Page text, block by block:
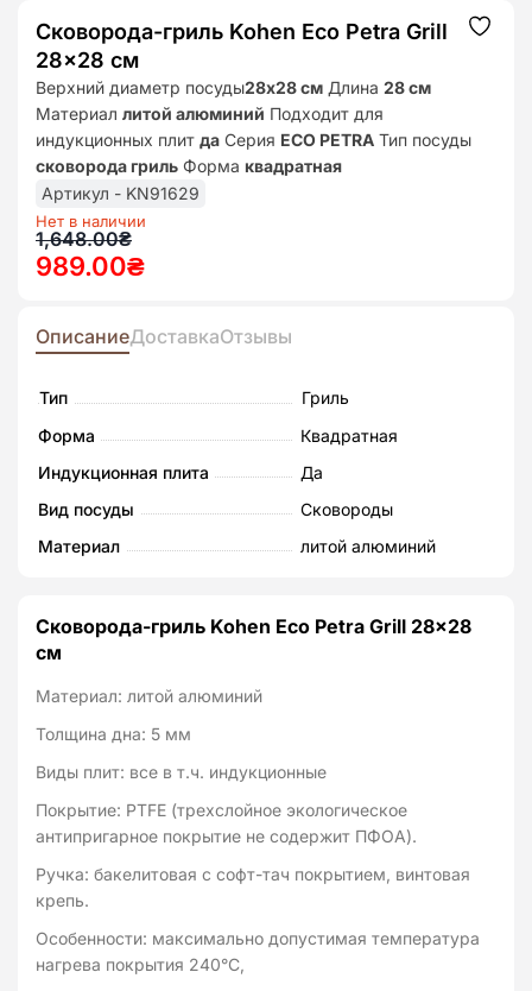
Сковорода-гриль Kohen Eco Petra Grill
28×28 см
Верхний диаметр посуды28х28 см Длина 28 см
Материал литой алюминий Подходит для
индукционных плит да Серия ECO PETRA Тип посуды
сковорода гриль Форма квадратная
Артикул - KN91629
Нет в наличии
1,648.00₴
Первоначальная
цена
1,648.00₴.
989.00₴
Текущая
цена:
ОписаниеДоставкаОтзывы
Тип
Гриль
Форма
Квадратная
Индукционная плита
Да
Вид посуды
Сковороды
Материал
литой алюминий
Сковорода-гриль Kohen Eco Petra Grill 28x28
см
Материал: литой алюминий
Толщина дна: 5 мм
Виды плит: все в т.ч. индукционные
Покрытие: PTFE (трехслойное экологическое
антипригарное покрытие не содержит ПФОА).
Ручка: бакелитовая с софт-тач покрытием, винтовая
крепь.
Особенности: максимально допустимая температура
нагрева покрытия 240°C,